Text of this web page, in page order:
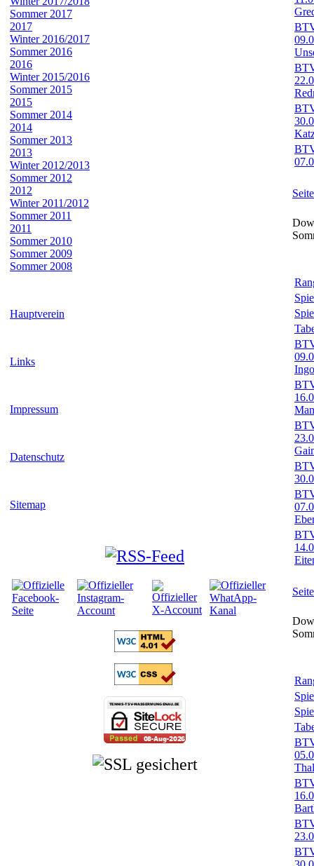
Sommer 2017
2017
Winter 2016/2017
Sommer 2016
2016
Winter 2015/2016
Sommer 2015
2015
Sommer 2014
2014
Sommer 2013
2013
Winter 2012/2013
Sommer 2012
2012
Winter 2011/2012
Sommer 2011
2011
Sommer 2010
Sommer 2009
Sommer 2008
Hauptverein
Links
Impressum
Datenschutz
Sitemap